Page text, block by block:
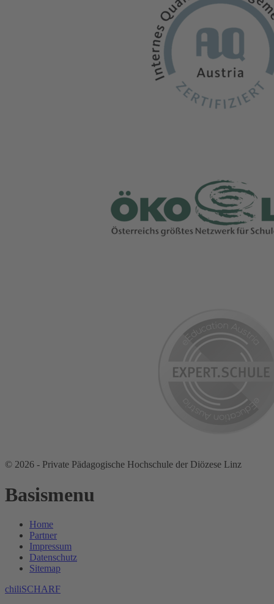
© 2026 - Private Pädagogische Hochschule der Diözese Linz
Basismenu
Home
Partner
Impressum
Datenschutz
Sitemap
chiliSCHARF